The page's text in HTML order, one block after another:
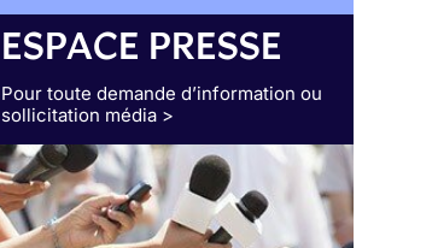
ESPACE PRESSE
Pour toute demande d’information ou
sollicitation média >